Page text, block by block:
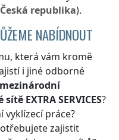
Česká republika).
NABÍDNOUT
která vám kromě
i jiné odborné
mezinárodní
sítě EXTRA SERVICES?
vyklízecí práce?
zajistit